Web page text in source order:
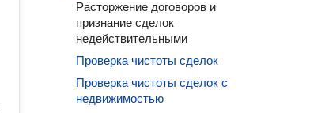
Расторжение договоров и
признание сделок
недействительными
Проверка чистоты сделок
Проверка чистоты сделок с
недвижимостью